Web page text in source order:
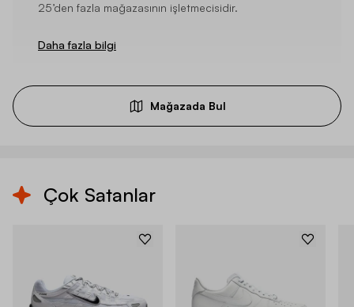
25’den fazla mağazasının işletmecisidir.
Daha fazla bilgi
Mağazada Bul
Çok Satanlar